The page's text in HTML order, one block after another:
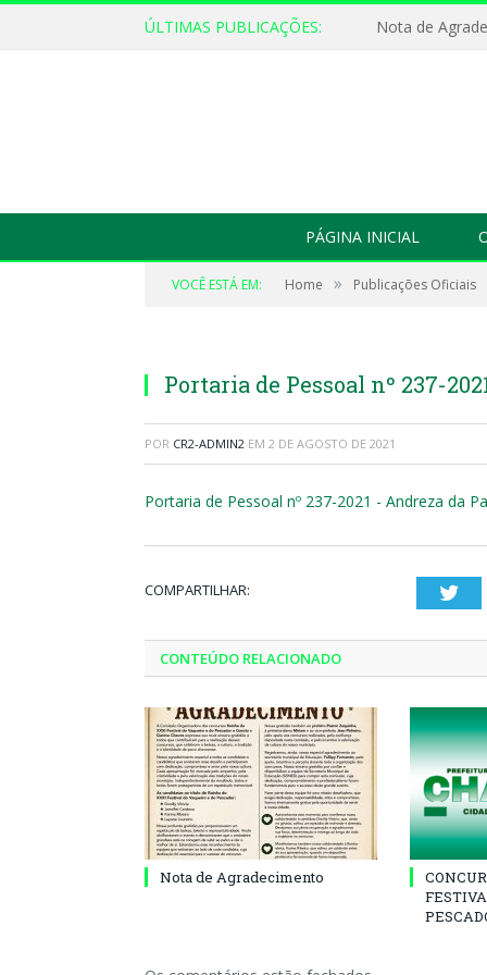
ÚLTIMAS PUBLICAÇÕES: Nota de
PÁGINA INICIAL
VOCÊ ESTÁ EM: Home » Publicações Oficiais
Portaria de Pessoal nº 237-
POR CR2-ADMIN2 EM 2 DE AGOSTO DE 2021
Portaria de Pessoal nº 237-2021 - Andreza da
COMPARTILHAR:
CONTEÚDO RELACIONADO
Nota de Agradecimento